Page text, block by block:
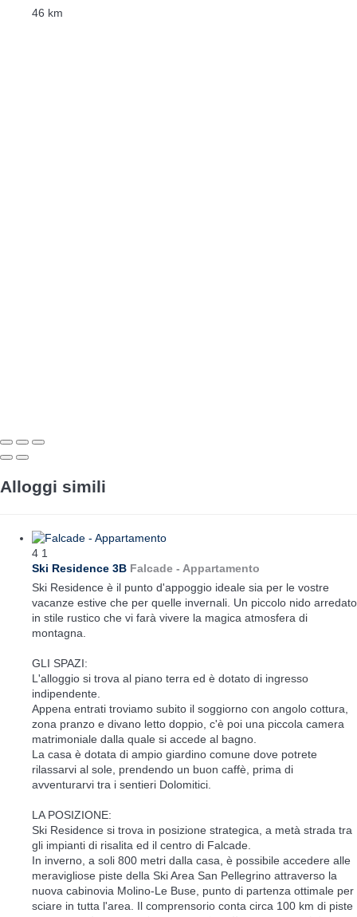
46 km
Alloggi simili
4 1
Ski Residence 3B Falcade - Appartamento
Ski Residence è il punto d'appoggio ideale sia per le vostre
vacanze estive che per quelle invernali. Un piccolo nido arredato
in stile rustico che vi farà vivere la magica atmosfera di
montagna.
GLI SPAZI:
L'alloggio si trova al piano terra ed è dotato di ingresso
indipendente.
Appena entrati troviamo subito il soggiorno con angolo cottura,
zona pranzo e divano letto doppio, c'è poi una piccola camera
matrimoniale dalla quale si accede al bagno.
La casa è dotata di ampio giardino comune dove potrete
rilassarvi al sole, prendendo un buon caffè, prima di
avventurarvi tra i sentieri Dolomitici.
LA POSIZIONE:
Ski Residence si trova in posizione strategica, a metà strada tra
gli impianti di risalita ed il centro di Falcade.
In inverno, a soli 800 metri dalla casa, è possibile accedere alle
meravigliose piste della Ski Area San Pellegrino attraverso la
nuova cabinovia Molino-Le Buse, punto di partenza ottimale per
sciare in tutta l'area. Il comprensorio conta circa 100 km di piste